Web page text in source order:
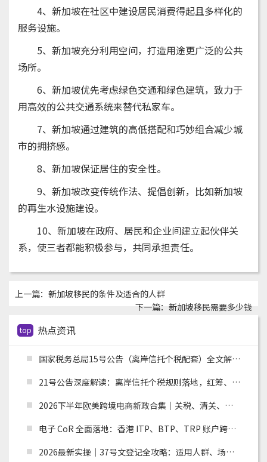
4、新加坡在社区中建设居民消费得起且多样化的
服务设施。
5、新加坡充分利用空间，打造用途更广泛的公共
场所。
6、新加坡优先考虑绿色交通和绿色建筑，致力于
用高效的公共交通系统来替代私家车。
7、新加坡通过建筑的高低搭配和巧妙组合减少城
市的拥挤感。
8、新加坡保证居住的安全性。
9、新加坡改变传统作法、提倡创新，比如新加坡
的再生水设施建设。
10、新加坡在政府、居民和企业间建立起伙伴关
系，使三者都能积极参与，共同承担责任。
上一篇： 新加坡移民的条件及适合的人群
下一篇： 新加坡移民需要多少钱
top 热点资讯
国家税务总局15号公告（离岸信托个税配套）全文解读：申报主体、时间节点、追溯资料与跨境架构整改
21号公告深度解读：离岸信托个税规则落地，红筹、高净值架构迎来重大合规变革
2026下半年欧美跨境电商新政合集｜关税、清关、环保合规全面收紧，卖家如何应对？
电子 CoR 全面落地：香港 ITP、BTP、TRP 账户跨境税务合规实操指南
2026最新实操｜37号文登记全攻略：适用人群、场景、流程及材料清单